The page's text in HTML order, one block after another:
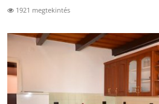
1921 megtekintés